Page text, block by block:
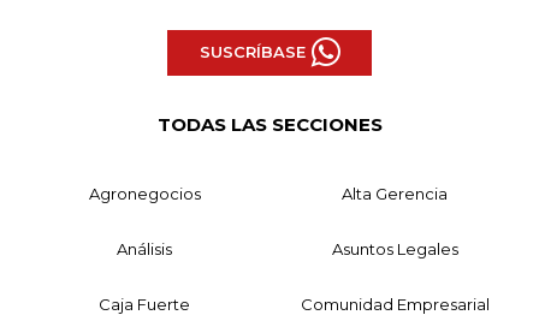
SUSCRÍBASE
TODAS LAS SECCIONES
Agronegocios Alta Gerencia
Análisis Asuntos Legales
Caja Fuerte Comunidad Empresarial